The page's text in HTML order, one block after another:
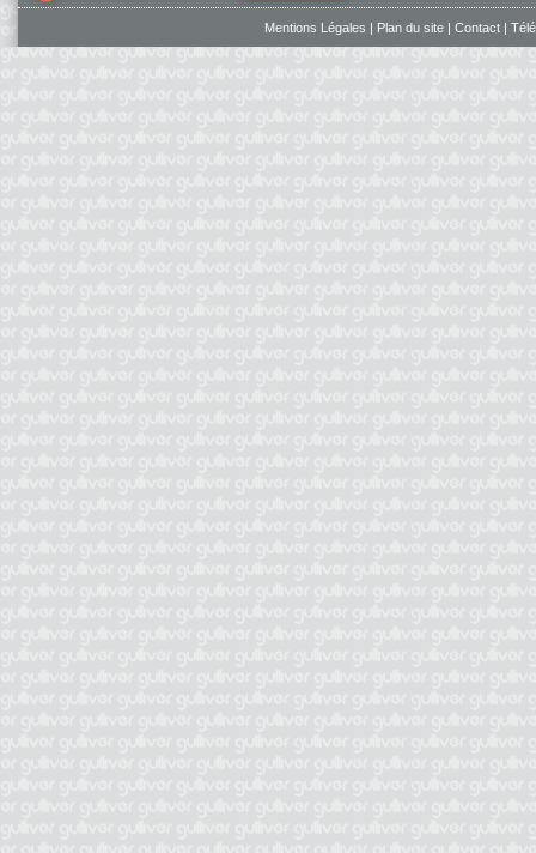
Mentions Légales | Plan du site | Contact |